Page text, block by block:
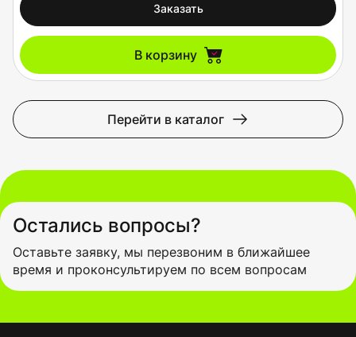
Заказать
В корзину
Перейти в каталог
Остались вопросы?
Оставьте заявку, мы перезвоним в ближайшее
время и проконсультируем по всем вопросам